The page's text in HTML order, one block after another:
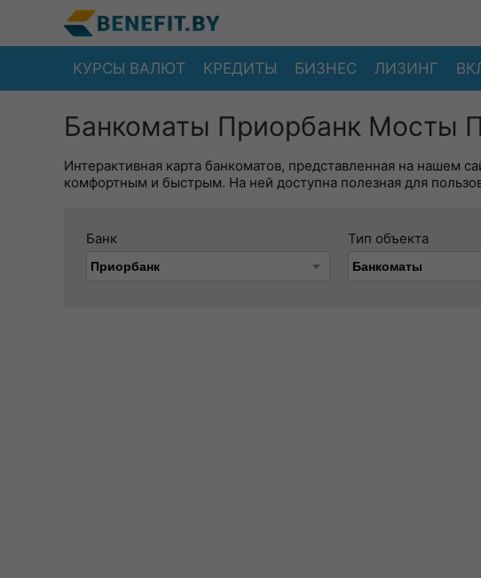
КУРСЫ ВАЛЮТ КРЕДИТЫ БИЗНЕС ЛИЗИНГ
Банкоматы Приорбанк Мосты
Интерактивная карта банкоматов, представленная на нашем
комфортным и быстрым. На ней доступна полезная для
Банк Тип объекта